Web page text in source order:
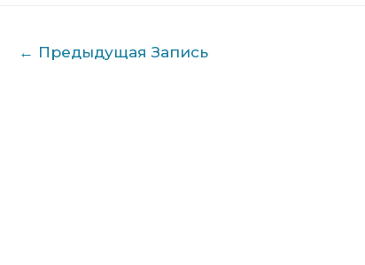
Навигация
← Предыдущая Запись